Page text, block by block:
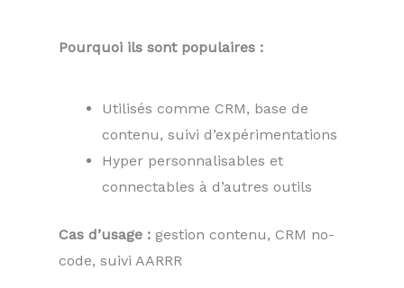
Pourquoi ils sont populaires :
Utilisés comme CRM, base de
contenu, suivi d’expérimentations
Hyper personnalisables et
connectables à d’autres outils
Cas d’usage : gestion contenu, CRM no-
code, suivi AARRR